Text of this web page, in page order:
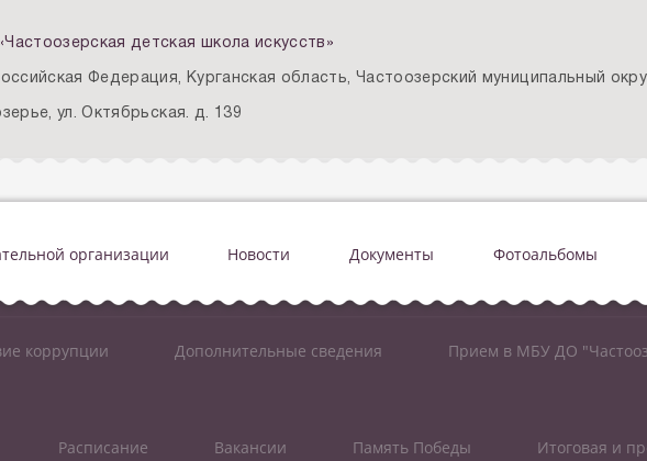
детская школа искусств»
Федерация, Курганская область, Частоозерский муниципальный
ул. Октябрьская. д. 139
организации Новости Документы Фотоальбомы
коррупции Дополнительные сведения Прием в МБУ ДО
Расписание Вакансии Память Победы Итоговая и